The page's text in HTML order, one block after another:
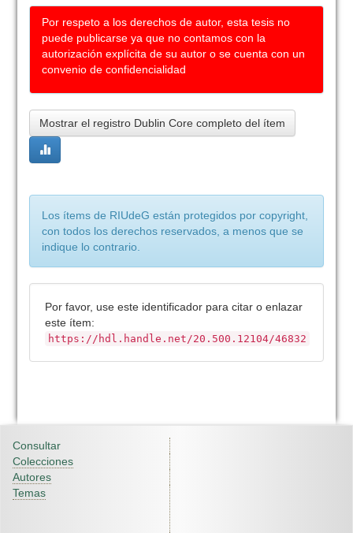
Por respeto a los derechos de autor, esta tesis no
puede publicarse ya que no contamos con la
autorización explícita de su autor o se cuenta con un
convenio de confidencialidad
Mostrar el registro Dublin Core completo del ítem
Los ítems de RIUdeG están protegidos por copyright,
con todos los derechos reservados, a menos que se
indique lo contrario.
Por favor, use este identificador para citar o enlazar
este ítem:
https://hdl.handle.net/20.500.12104/46832
Consultar
Colecciones
Autores
Temas